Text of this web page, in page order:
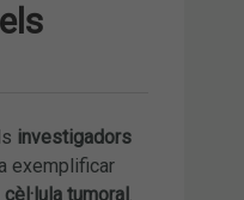
investigadors
exemplificar
cèl·lula tumoral .